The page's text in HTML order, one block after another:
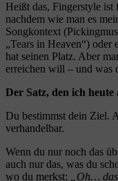
Heißt das, Fingerstyle
nachdem wie man es
Songkontext
„Tears in Heaven“) oder
hat seinen Platz. Aber
erreichen will – und was
Der Satz, den ich
Du bestimmst dein Ziel.
verhandelbar.
Wenn du nur noch das
auch nur das, was du
wo du merkst:
„Oh…